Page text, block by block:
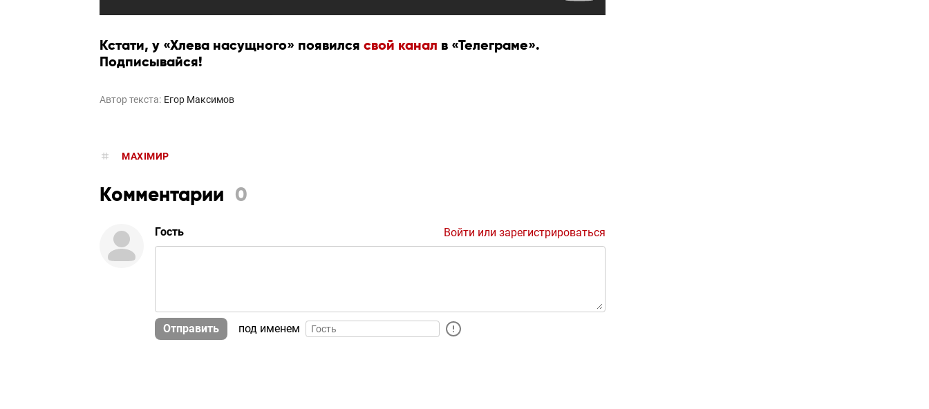
Кстати, у «Хлева насущного» появился свой канал в «Телеграме».
Подписывайся!
Автор текста: Егор Максимов
MAXIMИР
Комментарии 0
Гость Войти или зарегистрироваться
Отправить под именем